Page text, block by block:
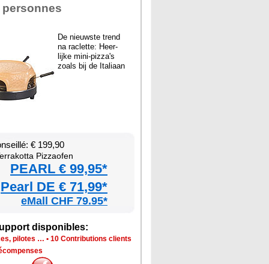
per­sonnes
De nieuwste trend
na raclette: Heer­
lijke mini-piz­za's
zoals bij de Ita­liaan
€ 199,90
Piz­zao­fen
PEARL € 99,95*
Pearl DE € 71,99*
eMall CHF 79.95*
dis­po­nibles:
pilotes … • 10 Contri­bu­tions clients